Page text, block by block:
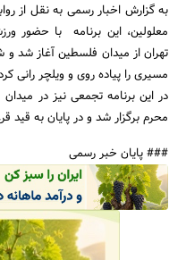
به گزارش اخبار رسمی به نقل از
معلولین، این برنامه با حضور
تهران از میدان فلسطین آغاز شد و
مسیری را پیاده روی و ویلچر رانی
در این برنامه تجمعی نیز در
محرم برگزار شد و در پایان به قید
### پایان خبر رسمی